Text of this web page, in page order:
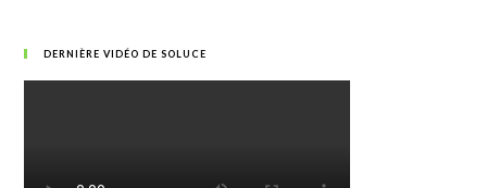
DERNIÈRE VIDÉO DE SOLUCE